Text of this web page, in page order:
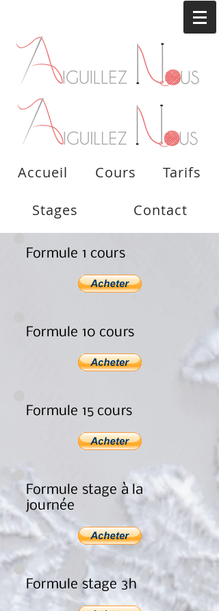
Accueil Cours Tarifs
Stages Contact
Formule 1 cours
Formule 10 cours
Formule 15 cours
Formule stage à la
journée
Formule stage 3h